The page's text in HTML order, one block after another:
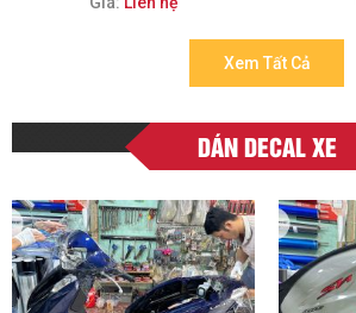
Xem Tất Cả
DÁN DECAL XE